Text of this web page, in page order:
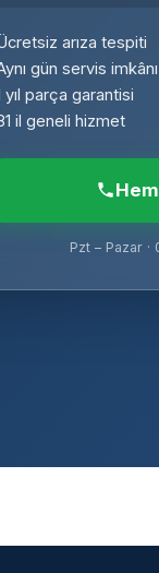
arıza tespiti
gün servis imkânı
yıl parça garantisi
il geneli hizmet
Pzt – Pazar